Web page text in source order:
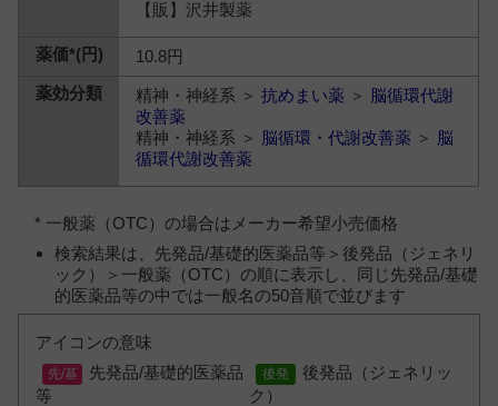
【販】沢井製薬
10.8円
精神・神経系 ＞抗めまい薬 ＞ 脳循環代謝
改善薬
精神・神経系 ＞ 脳循環・代謝改善薬 ＞ 脳
循環代謝改善薬
* 一般薬（OTC）の場合はメーカー希望小売価格
検索結果は、先発品/基礎的医薬品等＞後発品（ジェネリ
ック）＞一般薬（OTC）の順に表示し、同じ先発品/基礎
的医薬品等の中では一般名の50音順で並びます
アイコンの意味
先発品/基礎的医薬品
等
後発品（ジェネリッ
ク）